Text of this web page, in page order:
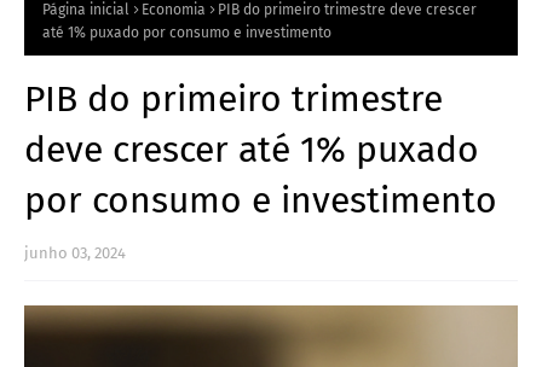
RPágina inicial Economia
PIB do primeiro trimestre deve crescer
até 1% puxado por consumo e investimento
PIB do primeiro trimestre
deve crescer até 1% puxado
por consumo e investimento
junho 03, 2024